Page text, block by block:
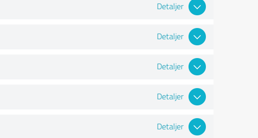
Detaljer
Detaljer
Detaljer
Detaljer
Detaljer